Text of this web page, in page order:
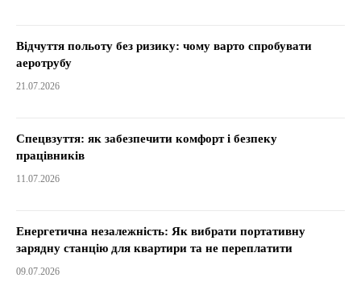
Відчуття польоту без ризику: чому варто спробувати
аеротрубу
21.07.2026
Спецвзуття: як забезпечити комфорт і безпеку
працівників
11.07.2026
Енергетична незалежність: Як вибрати портативну
зарядну станцію для квартири та не переплатити
09.07.2026